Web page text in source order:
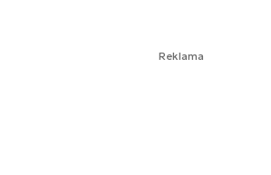
Reklama